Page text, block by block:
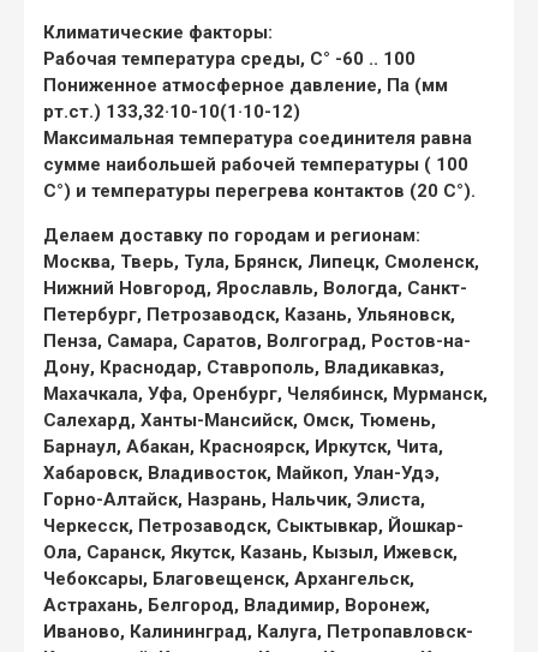
Климатические факторы:
Рабочая температура среды, С° -60 .. 100
Пониженное атмосферное давление, Па (мм
рт.ст.) 133,32·10-10(1·10-12)
Максимальная температура соединителя равна
сумме наибольшей рабочей температуры ( 100
С°) и температуры перегрева контактов (20 С°).
Делаем доставку по городам и регионам:
Москва, Тверь, Тула, Брянск, Липецк, Смоленск,
Нижний Новгород, Ярославль, Вологда, Санкт-
Петербург, Петрозаводск, Казань, Ульяновск,
Пенза, Самара, Саратов, Волгоград, Ростов-на-
Дону, Краснодар, Ставрополь, Владикавказ,
Махачкала, Уфа, Оренбург, Челябинск, Мурманск,
Салехард, Ханты-Мансийск, Омск, Тюмень,
Барнаул, Абакан, Красноярск, Иркутск, Чита,
Хабаровск, Владивосток, Майкоп, Улан-Удэ,
Горно-Алтайск, Назрань, Нальчик, Элиста,
Черкесск, Петрозаводск, Сыктывкар, Йошкар-
Ола, Саранск, Якутск, Казань, Кызыл, Ижевск,
Чебоксары, Благовещенск, Архангельск,
Астрахань, Белгород, Владимир, Воронеж,
Иваново, Калининград, Калуга, Петропавловск-